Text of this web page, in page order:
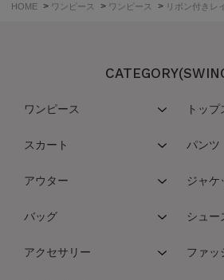
HOME > ワンピース > ワンピース > リボン付きレ
ワンピース トップ
スカート パンツ
アウター ジャケ
バッグ シュー
アクセサリー ファッ